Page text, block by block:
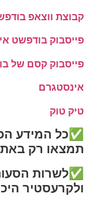
קבוצת ווצאפ
פייסבוק בודפשט
פייסבוק קסם של
אינסטגרם
טיק טוק
✅כל המידע
תמצאו רק
✅לשרות
ולקרעסטיר